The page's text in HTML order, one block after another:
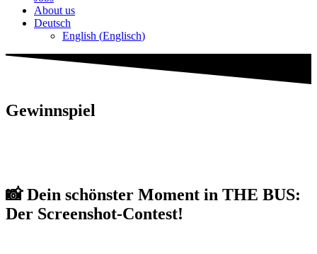
About us
Deutsch
English (Englisch)
Gewinnspiel
📸 Dein schönster Moment in THE BUS:
Der Screenshot-Contest!